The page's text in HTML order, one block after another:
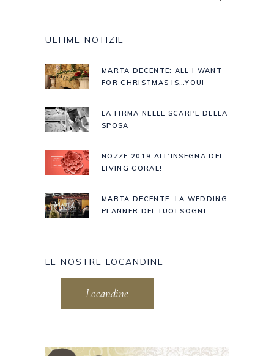
ULTIME NOTIZIE
MARTA DECENTE: ALL I WANT
FOR CHRISTMAS IS…YOU!
LA FIRMA NELLE SCARPE DELLA
SPOSA
NOZZE 2019 ALL’INSEGNA DEL
LIVING CORAL!
MARTA DECENTE: LA WEDDING
PLANNER DEI TUOI SOGNI
LE NOSTRE LOCANDINE
Locandine